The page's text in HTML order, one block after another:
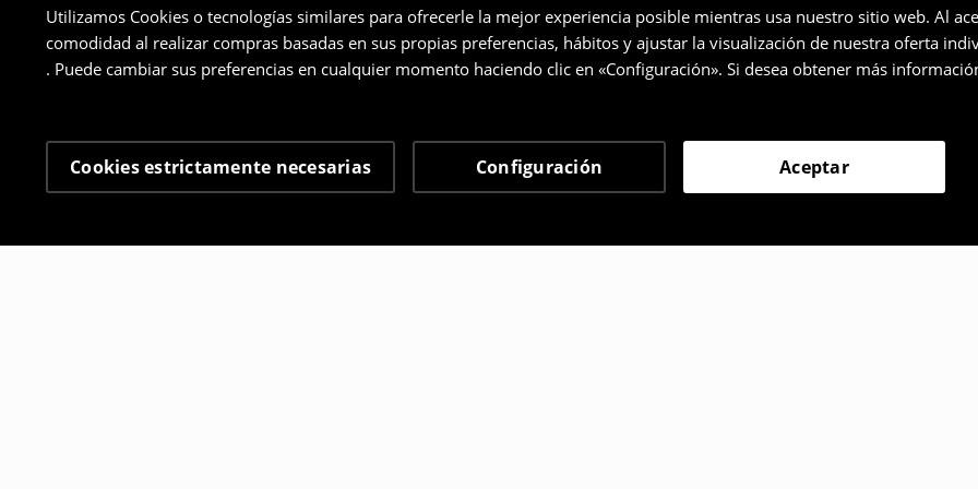
Utilizamos Cookies o tecnologías similares para ofrecerle la mejor experiencia posible mientras usa nuestro sitio web. Al
comodidad al realizar compras basadas en sus propias preferencias, hábitos y ajustar la visualización de nuestra oferta
. Puede cambiar sus preferencias en cualquier momento haciendo clic en «Configuración». Si desea obtener más
Cookies estrictamente necesarias Configuración Aceptar